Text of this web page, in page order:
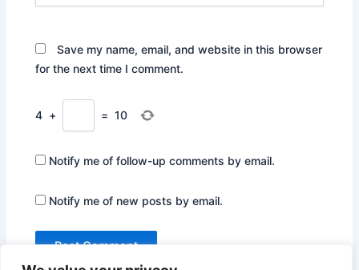
Save my name, email, and website in this browser
for the next time I comment.
4 + = 10
Notify me of follow-up comments by email.
Notify me of new posts by email.